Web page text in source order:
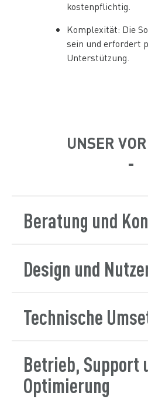
kostenpflichtig.
Komplexität: Die
sein und erfordert
Unterstützung.
UNSER
Beratung und
Design und
Technische
Betrieb, Support
Optimierung